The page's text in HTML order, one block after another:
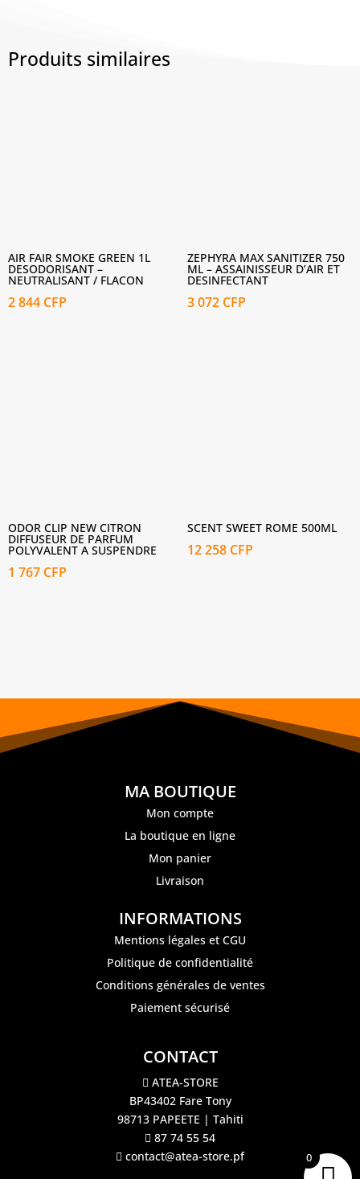
Produits similaires
AIR FAIR SMOKE GREEN 1L
DESODORISANT –
NEUTRALISANT / FLACON
2 844 CFP
ZEPHYRA MAX SANITIZER 750
ML – ASSAINISSEUR D’AIR ET
DESINFECTANT
3 072 CFP
ODOR CLIP NEW CITRON
DIFFUSEUR DE PARFUM
POLYVALENT A SUSPENDRE
1 767 CFP
SCENT SWEET ROME 500ML
12 258 CFP
MA BOUTIQUE
Mon compte
La boutique en ligne
Mon panier
Livraison
INFORMATIONS
Mentions légales et CGU
Politique de confidentialité
Conditions générales de ventes
Paiement sécurisé
CONTACT
ATEA-STORE
BP43402 Fare Tony
98713 PAPEETE | Tahiti
87 74 55 54
contact@atea-store.pf
0